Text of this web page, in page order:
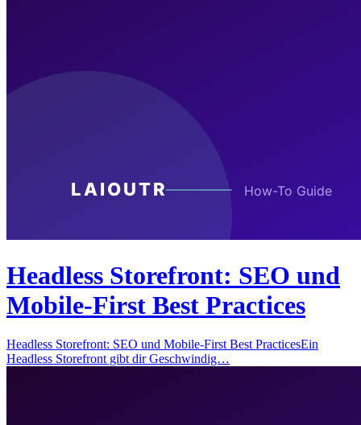
Headless Storefront: SEO und
Mobile-First Best Practices
Headless Storefront: SEO und Mobile-First Best PracticesEin
Headless Storefront gibt dir Geschwindig…